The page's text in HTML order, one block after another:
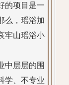
的项目是一
么，瑶浴加
牢山瑶浴小
层层的围
学、不专业